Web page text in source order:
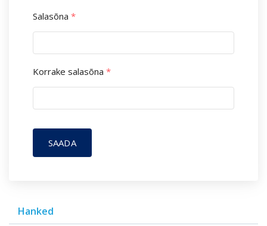
Hanked
Salasõna *
Korrake salasõna *
SAADA